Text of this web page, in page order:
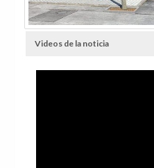
Videos de la noticia